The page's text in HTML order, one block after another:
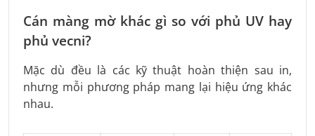
Cán màng mờ khác gì so với phủ UV hay
phủ vecni?
Mặc dù đều là các kỹ thuật hoàn thiện sau in,
nhưng mỗi phương pháp mang lại hiệu ứng khác
nhau.